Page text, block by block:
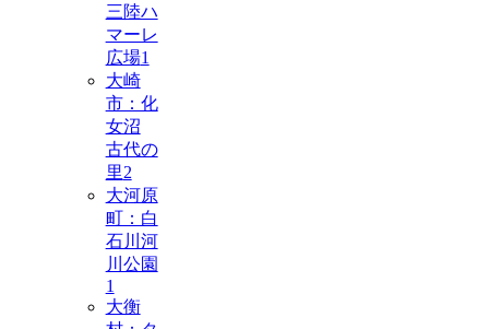
三陸ハ
マーレ
広場1
大崎
市：化
女沼
古代の
里2
大河原
町：白
石川河
川公園
1
大衡